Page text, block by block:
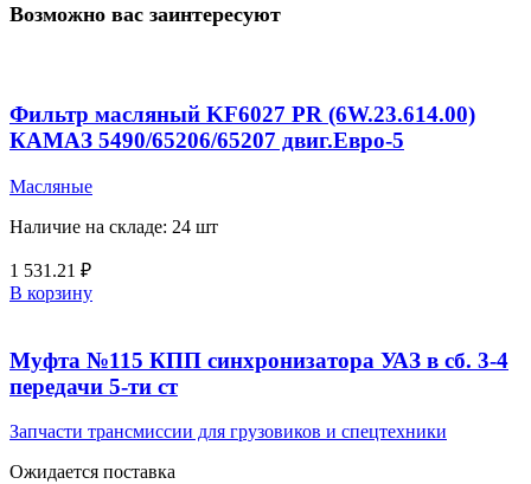
Возможно вас заинтересуют
Фильтр масляный KF6027 PR (6W.23.614.00)
КАМАЗ 5490/65206/65207 двиг.Евро-5
Масляные
Наличие на складе: 24 шт
1 531.21 ₽
В корзину
Муфта №115 КПП синхронизатора УАЗ в сб. 3-4
передачи 5-ти ст
Запчасти трансмиссии для грузовиков и спецтехники
Ожидается поставка